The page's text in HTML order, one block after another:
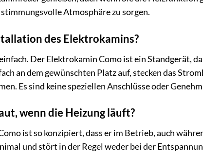
Atmosphäre zu sorgen.
des Elektrokamins?
Der Elektrokamin Como ist ein Standgerät,
an dem gewünschten Platz auf, stecken das
Es sind keine speziellen Anschlüsse oder
wenn die Heizung läuft?
ist so konzipiert, dass er im Betrieb, auch
und stört in der Regel weder bei der